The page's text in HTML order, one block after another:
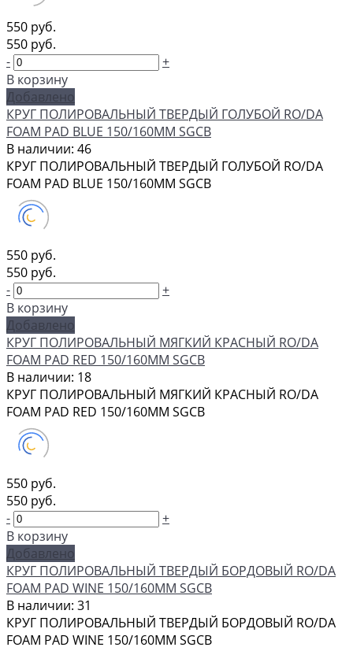
550 руб.
550 руб.
-
+
В корзину
Добавлено
КРУГ ПОЛИРОВАЛЬНЫЙ ТВЕРДЫЙ ГОЛУБОЙ RO/DA
FOAM PAD BLUE 150/160ММ SGCB
В наличии: 46
КРУГ ПОЛИРОВАЛЬНЫЙ ТВЕРДЫЙ ГОЛУБОЙ RO/DA
FOAM PAD BLUE 150/160ММ SGCB
550 руб.
550 руб.
-
+
В корзину
Добавлено
КРУГ ПОЛИРОВАЛЬНЫЙ МЯГКИЙ КРАСНЫЙ RO/DA
FOAM PAD RED 150/160ММ SGCB
В наличии: 18
КРУГ ПОЛИРОВАЛЬНЫЙ МЯГКИЙ КРАСНЫЙ RO/DA
FOAM PAD RED 150/160ММ SGCB
550 руб.
550 руб.
-
+
В корзину
Добавлено
КРУГ ПОЛИРОВАЛЬНЫЙ ТВЕРДЫЙ БОРДОВЫЙ RO/DA
FOAM PAD WINE 150/160ММ SGCB
В наличии: 31
КРУГ ПОЛИРОВАЛЬНЫЙ ТВЕРДЫЙ БОРДОВЫЙ RO/DA
FOAM PAD WINE 150/160ММ SGCB